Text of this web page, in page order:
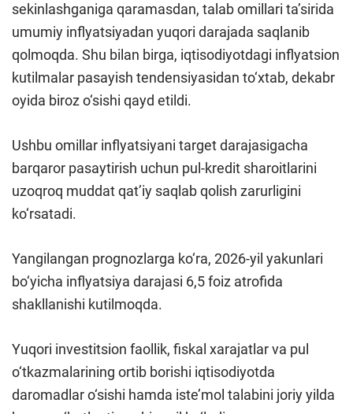
sekinlashganiga qaramasdan, talab omillari ta’sirida
umumiy inflyatsiyadan yuqori darajada saqlanib
qolmoqda. Shu bilan birga, iqtisodiyotdagi inflyatsion
kutilmalar pasayish tendensiyasidan to‘xtab, dekabr
oyida biroz o‘sishi qayd etildi.
Ushbu omillar inflyatsiyani target darajasigacha
barqaror pasaytirish uchun pul-kredit sharoitlarini
uzoqroq muddat qat’iy saqlab qolish zarurligini
ko‘rsatadi.
Yangilangan prognozlarga ko‘ra, 2026-yil yakunlari
bo‘yicha inflyatsiya darajasi 6,5 foiz atrofida
shakllanishi kutilmoqda.
Yuqori investitsion faollik, fiskal xarajatlar va pul
o‘tkazmalarining ortib borishi iqtisodiyotda
daromadlar o‘sishi hamda iste’mol talabini joriy yilda